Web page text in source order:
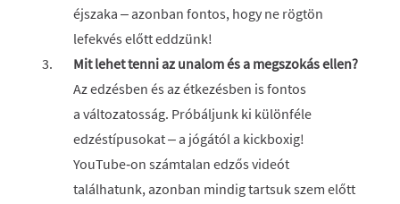
éjszaka – azonban fontos, hogy ne rögtön
lefekvés előtt eddzünk!
Mit lehet tenni az unalom és a megszokás ellen?
Az edzésben és az étkezésben is fontos
a változatosság. Próbáljunk ki különféle
edzéstípusokat – a jógától a kickboxig!
YouTube‑on számtalan edzős videót
találhatunk, azonban mindig tartsuk szem előtt